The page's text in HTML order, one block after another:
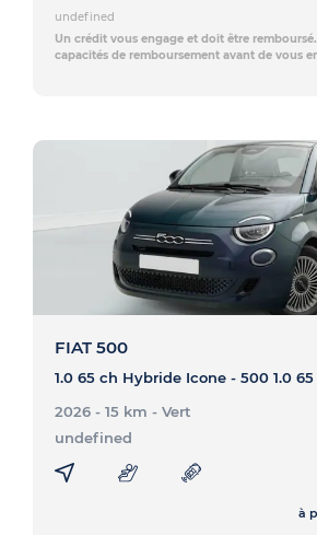
undefined
Un crédit vous engage et doit être
capacités de remboursement avant de vous
FIAT 500
2026 - 15 km - Vert
undefined
à